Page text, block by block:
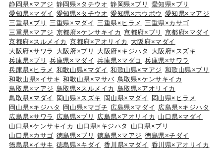
静岡県×マアジ 静岡県×タチウオ 静岡県×ブリ
愛知県×ブリ
愛知県×マダイ 愛知県×タチウオ 愛知県×ホウボウ 愛知県×マアジ
三重県×ブリ
三重県×マダイ 三重県×ヒラメ
三重県×カサゴ
三重県×マアジ 京都府×ケンサキイカ 京都府×ブリ
京都府×マダイ
京都府×スルメイカ 京都府×アオリイカ
大阪府×マダイ
大阪府×サワラ
大阪府×ブリ 大阪府×キジハタ
大阪府×スズキ
兵庫県×ブリ
兵庫県×マダイ 兵庫県×マダコ
兵庫県×サワラ
兵庫県×ヒラメ 和歌山県×マダイ 和歌山県×マアジ 和歌山県×ブリ
和歌山県×イサキ 和歌山県×マサバ 鳥取県×ケンサキイカ
鳥取県×マアジ 鳥取県×スルメイカ 鳥取県×アオリイカ
鳥取県×マダイ
岡山県×スズキ 岡山県×マダイ
岡山県×ヒラメ
岡山県×キジハタ
岡山県×マゴチ 広島県×マダイ 広島県×キジハタ
広島県×サワラ
広島県×ブリ 広島県×アオリイカ 山口県×マダイ
山口県×ケンサキイカ
山口県×キジハタ
山口県×ブリ
山口県×カサゴ 徳島県×ブリ 徳島県×マアジ 徳島県×チダイ
徳島県×イサキ 徳島県×キダイ 香川県×マダイ 香川県×アオリイカ